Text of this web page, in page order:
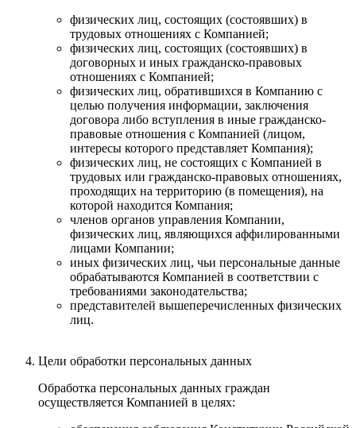
физических лиц, состоящих (состоявших) в
трудовых отношениях с Компанией;
физических лиц, состоящих (состоявших) в
договорных и иных гражданско-правовых
отношениях с Компанией;
физических лиц, обратившихся в Компанию с
целью получения информации, заключения
договора либо вступления в иные гражданско-
правовые отношения с Компанией (лицом,
интересы которого представляет Компания);
физических лиц, не состоящих с Компанией в
трудовых или гражданско-правовых отношениях,
проходящих на территорию (в помещения), на
которой находится Компания;
членов органов управления Компании,
физических лиц, являющихся аффилированными
лицами Компании;
иных физических лиц, чьи персональные данные
обрабатываются Компанией в соответствии с
требованиями законодательства;
представителей вышеперечисленных физических
лиц.
Цели обработки персональных данных
Обработка персональных данных граждан
осуществляется Компанией в целях: